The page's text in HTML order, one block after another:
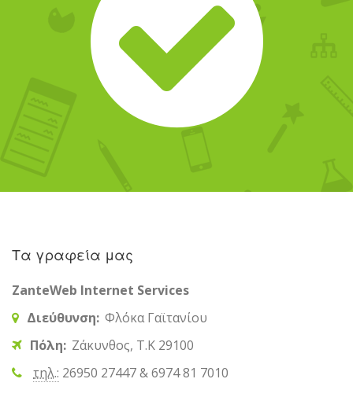
Τα γραφεία μας
ZanteWeb Internet Services
Διεύθυνση: Φλόκα Γαϊτανίου
Πόλη: Ζάκυνθος, T.K 29100
τηλ.: 26950 27447 & 6974 81 7010